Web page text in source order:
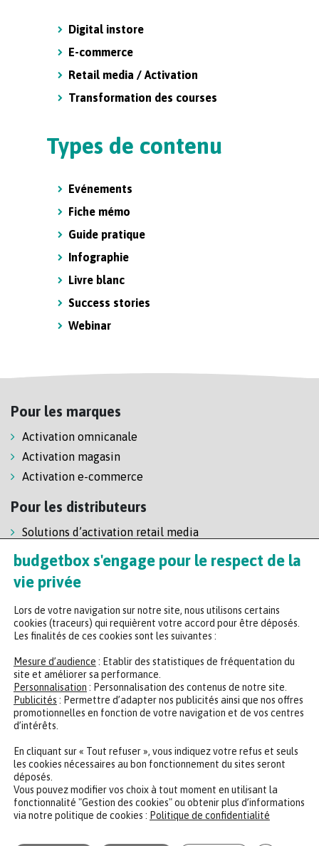
Digital instore
E-commerce
Retail media / Activation
Transformation des courses
Types de contenu
Evénements
Fiche mémo
Guide pratique
Infographie
Livre blanc
Success stories
Webinar
Pour les marques
Activation omnicanale
Activation magasin
Activation e-commerce
Pour les distributeurs
Solutions d’activation retail media
Solution de self-scanning
Régie enseigne
Headquarters
47 rue de la Chaussée d'Antin, 75009 Paris
CONTACTER UN EXPERT REJOINDRE NOTRE ÉQUIPE
budgetbox s'engage pour le respect de la
vie privée
Lors de votre navigation sur notre site, nous utilisons certains
cookies (traceurs) qui requièrent votre accord pour être déposés.
Les finalités de ces cookies sont les suivantes :
Mesure d’audience : Etablir des statistiques de fréquentation du
site et améliorer sa performance.
Personnalisation : Personnalisation des contenus de notre site.
Publicités : Permettre d’adapter nos publicités ainsi que nos offres
promotionnelles en fonction de votre navigation et de vos centres
d’intérêts.
En cliquant sur « Tout refuser », vous indiquez votre refus et seuls
les cookies nécessaires au bon fonctionnement du sites seront
déposés.
Vous pouvez modifier vos choix à tout moment en utilisant la
fonctionnalité "Gestion des cookies" ou obtenir plus d’informations
via notre politique de cookies : Politique de confidentialité